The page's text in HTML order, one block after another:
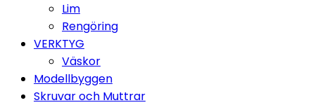
Lim
Rengöring
VERKTYG
Väskor
Modellbyggen
Skruvar och Muttrar